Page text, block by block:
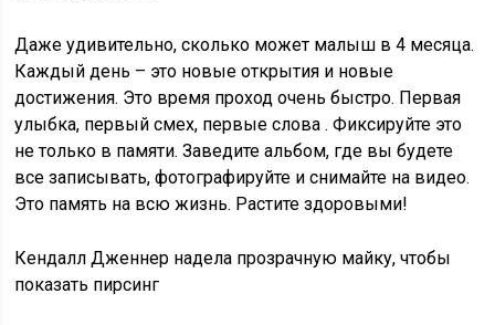
Даже удивительно, сколько может малыш в 4 месяца.
Каждый день – это новые открытия и новые
достижения. Это время проход очень быстро. Первая
улыбка, первый смех, первые слова . Фиксируйте это
не только в памяти. Заведите альбом, где вы будете
все записывать, фотографируйте и снимайте на видео.
Это память на всю жизнь. Растите здоровыми!
Кендалл Дженнер надела прозрачную майку, чтобы
показать пирсинг